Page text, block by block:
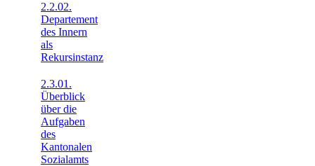
2.2.02.
Departement
des Innern
als
Rekursinstanz
2.3.01.
Überblick
über die
Aufgaben
des
Kantonalen
Sozialamts